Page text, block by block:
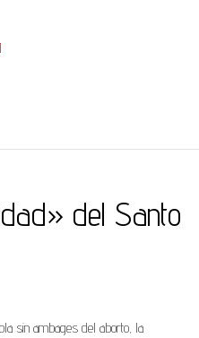
del Santo
sin ambages del aborto, la